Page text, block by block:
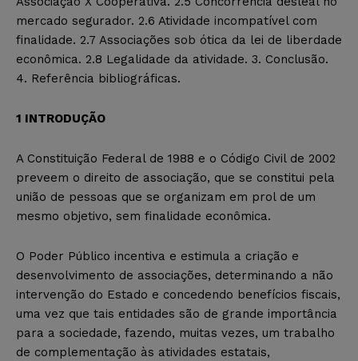
mercado segurador. 2.6 Atividade incompatível com
finalidade. 2.7 Associações sob ótica da lei de liberdade
econômica. 2.8 Legalidade da atividade. 3. Conclusão.
4. Referência bibliográficas.
1 INTRODUÇÃO
A Constituição Federal de 1988 e o Código Civil de 2002
preveem o direito de associação, que se constitui pela
união de pessoas que se organizam em prol de um
mesmo objetivo, sem finalidade econômica.
O Poder Público incentiva e estimula a criação e
desenvolvimento de associações, determinando a não
intervenção do Estado e concedendo benefícios fiscais,
uma vez que tais entidades são de grande importância
para a sociedade, fazendo, muitas vezes, um trabalho
de complementação às atividades estatais,